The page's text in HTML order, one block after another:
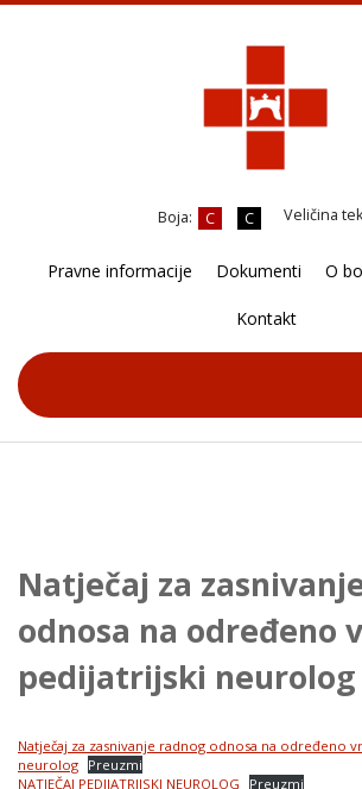
C C
Boja: Veličina
Pravne informacije Dokumenti O
Kontakt
Natječaj za
odnosa na određeno
pedijatrijski neurolog
Natječaj za zasnivanje radnog odnosa na određeno
neurolog Preuzmi
NATJEČAJ PEDIJATRIJSKI NEUROLOG
Preuzmi